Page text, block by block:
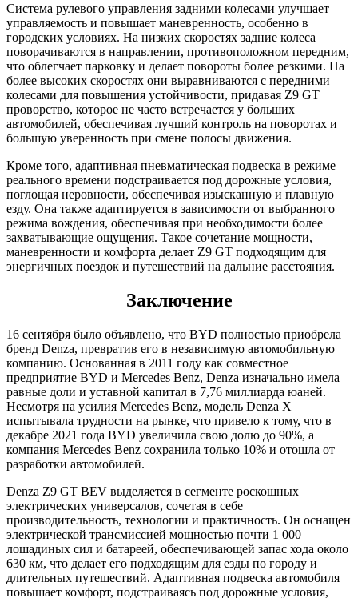
Система рулевого управления задними колесами улучшает
управляемость и повышает маневренность, особенно в
городских условиях. На низких скоростях задние колеса
поворачиваются в направлении, противоположном передним,
что облегчает парковку и делает повороты более резкими. На
более высоких скоростях они выравниваются с передними
колесами для повышения устойчивости, придавая Z9 GT
проворство, которое не часто встречается у больших
автомобилей, обеспечивая лучший контроль на поворотах и
большую уверенность при смене полосы движения.
Кроме того, адаптивная пневматическая подвеска в режиме
реального времени подстраивается под дорожные условия,
поглощая неровности, обеспечивая изысканную и плавную
езду. Она также адаптируется в зависимости от выбранного
режима вождения, обеспечивая при необходимости более
захватывающие ощущения. Такое сочетание мощности,
маневренности и комфорта делает Z9 GT подходящим для
энергичных поездок и путешествий на дальние расстояния.
Заключение
16 сентября было объявлено, что BYD полностью приобрела
бренд Denza, превратив его в независимую автомобильную
компанию. Основанная в 2011 году как совместное
предприятие BYD и Mercedes Benz, Denza изначально имела
равные доли и уставной капитал в 7,76 миллиарда юаней.
Несмотря на усилия Mercedes Benz, модель Denza X
испытывала трудности на рынке, что привело к тому, что в
декабре 2021 года BYD увеличила свою долю до 90%, а
компания Mercedes Benz сохранила только 10% и отошла от
разработки автомобилей.
Denza Z9 GT BEV выделяется в сегменте роскошных
электрических универсалов, сочетая в себе
производительность, технологии и практичность. Он оснащен
электрической трансмиссией мощностью почти 1 000
лошадиных сил и батареей, обеспечивающей запас хода около
630 км, что делает его подходящим для езды по городу и
длительных путешествий. Адаптивная подвеска автомобиля
повышает комфорт, подстраиваясь под дорожные условия,